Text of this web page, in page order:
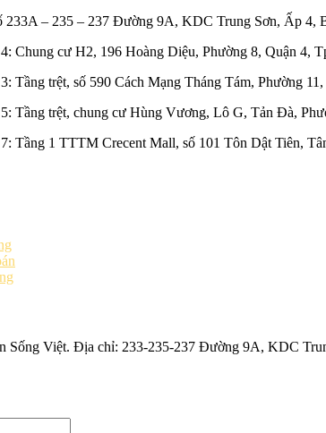
233A – 235 – 237 Đường 9A, KDC Trung Sơn, Ấp 4,
Chung cư H2, 196 Hoàng Diệu, Phường 8, Quận 4,
Tầng trệt, số 590 Cách Mạng Tháng Tám, Phường
Tầng trệt, chung cư Hùng Vương, Lô G, Tản Đà,
Tầng 1 TTTM Crecent Mall, số 101 Tôn Dật Tiên,
Sống Việt. Địa chỉ: 233-235-237 Đường 9A, KDC